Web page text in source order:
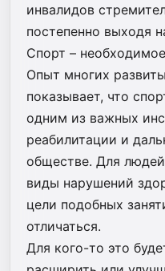
инвалидов
постепенно выходя
Спорт –
Опыт многих
показывает, что
одним из важных
реабилитации и
обществе. Для
виды нарушений
цели подобных
отличаться.
Для кого-то это